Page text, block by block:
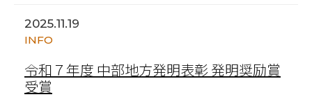
2025.11.19
INFO
令和７年度 中部地方発明表彰 発明奨励賞
受賞